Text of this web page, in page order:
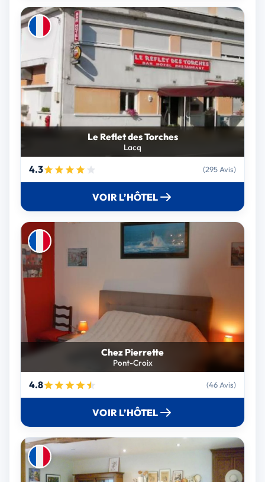
Le Reflet des Torches
Lacq
4.3 (295 Avis)
VOIR L’HÔTEL
Chez Pierrette
Pont-Croix
4.8 (46 Avis)
VOIR L’HÔTEL